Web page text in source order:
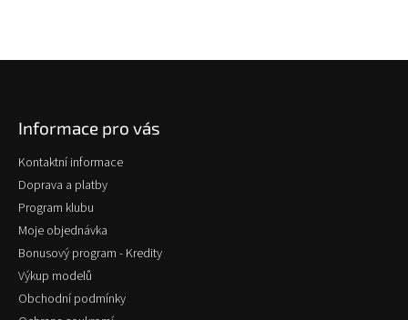
Informace pro vás
Kontaktní informace
Doprava a platby
Program klubu
Moje objednávka
Bonusový program - Kredity
Výkup modelů
Obchodní podmínky